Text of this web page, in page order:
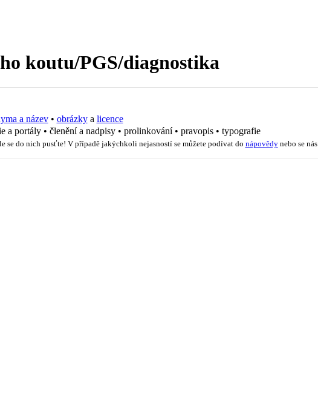
koutu/PGS/diagnostika
a název• obrázkya licence
a portály• členění a nadpisy• prolinkování• pravopis• typografie
se do nich pusťte! V případě jakýchkoli nejasností se můžete podívat do nápovědynebo se nás